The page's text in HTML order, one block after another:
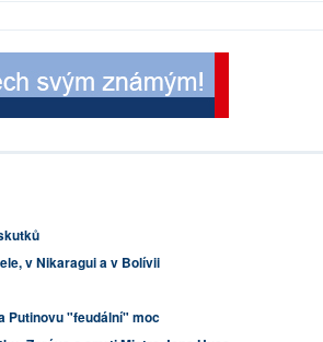
v Nikaragui a v Bolívii
Putinovu "feudální" moc